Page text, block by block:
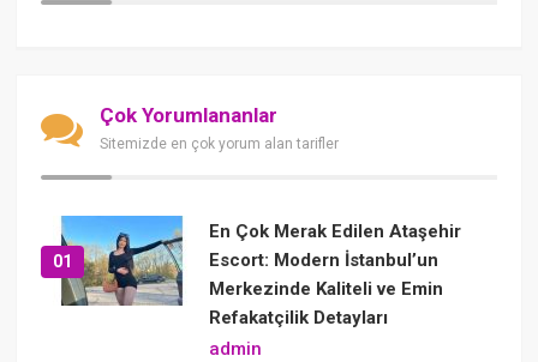
Çok Yorumlananlar
Sitemizde en çok yorum alan tarifler
01
En Çok Merak Edilen Ataşehir
Escort: Modern İstanbul’un
Merkezinde Kaliteli ve Emin
Refakatçilik Detayları
admin